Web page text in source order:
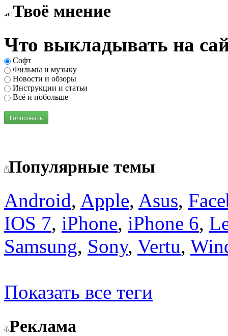
Твоё мнение
Что выкладывать на
Софт
Фильмы и музыку
Новости и обзоры
Инструкции и статьи
Всё и побольше
Голосовать
Популярные темы
Android, Apple, Asus,
IOS 7, iPhone, iPhone 6,
Samsung, Sony, Vertu,
Показать все теги
Реклама